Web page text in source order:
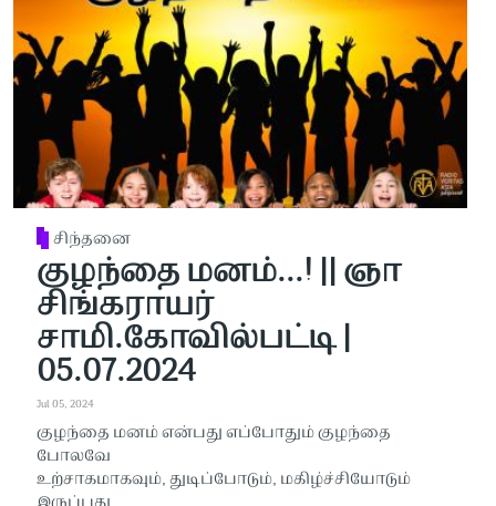
சிந்தனை
குழந்தை மனம்...! || ஞா
சிங்கராயர்
சாமி.கோவில்பட்டி |
05.07.2024
Jul 05, 2024
குழந்தை மனம் என்பது எப்போதும் குழந்தை
போலவே
உற்சாகமாகவும், துடிப்போடும், மகிழ்ச்சியோடும்